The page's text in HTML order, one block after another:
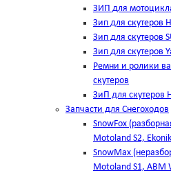
ЗИП для
Зип для скутеров
Зип для скутеров
Зип для скутеров
Ремни и ролики
скутеров
ЗиП для скутеров
Запчасти для Снегоходов
SnowFox
Motoland S2,
SnowMax
Motoland S1, ABM